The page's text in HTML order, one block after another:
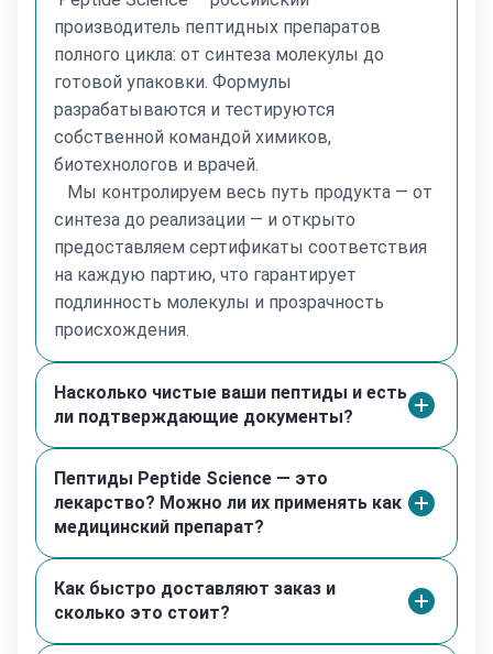
пролить свет на ангиогенез (процесс образования
новых кровеносных сосудов), который играет
ключевую роль не только в заживлении ран, но также
в росте тканей, развитии рака и эмбриогенезе.
BPC-157 демонстрирует минимальные побочные
эффекты, умеренную пероральную биодоступность и
отличную подкожную биодоступность у мышей.
Однако дозировки, рассчитанные на килограмм
массы тела у мышей, не могут быть напрямую
перенесены на людей. BPC-157, предлагаемый к
продаже на сайте товар предназначен исключительно
для образовательных и научных исследований и не
для употребления человеком.
Противопоказания
Только для исследовательских целей.
Особые указания
Вся наша продукция изготавливается методом
лиофилизации (сублимационной сушки), что
обеспечивает 100% стабильность пептидов при
транспортировке в течение 3–4 месяцев.
Реконституция и хранение:
После реконституции (разведения в
бактериостатической воде) пептиды необходимо
хранить в холодильнике при температуре +2…+8°C для
сохранения стабильности. Срок годности
производитель пептидных препаратов
полного цикла: от синтеза молекулы до
готовой упаковки. Формулы
разрабатываются и тестируются
собственной командой химиков,
биотехнологов и врачей.
Мы контролируем весь путь продукта — от
синтеза до реализации — и открыто
предоставляем сертификаты соответствия
на каждую партию, что гарантирует
подлинность молекулы и прозрачность
происхождения.
Насколько чистые ваши пептиды и есть
ли подтверждающие документы?
Пептиды Peptide Science — это
лекарство? Можно ли их применять как
медицинский препарат?
Как быстро доставляют заказ и
сколько это стоит?